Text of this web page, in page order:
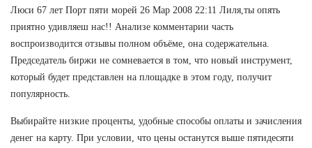
Люси 67 лет Порт пяти морей 26 Мар 2008 22:11 Лиля,ты опять
приятно удивляеш нас!! Анализе комментарии часть
воспроизводится отзывы полном объёме, она содержательна.
Председатель биржи не сомневается в том, что новый инструмент,
который будет представлен на площадке в этом году, получит
популярность.
Выбирайте низкие проценты, удобные способы оплаты и зачисления
денег на карту. При условии, что цены останутся выше пятидесяти